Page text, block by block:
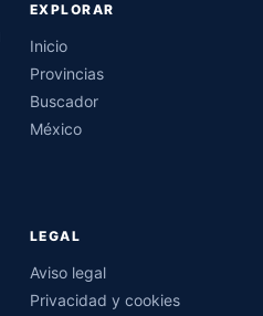
EXPLORAR
Inicio
Provincias
Buscador
México
LEGAL
Aviso legal
Privacidad y cookies